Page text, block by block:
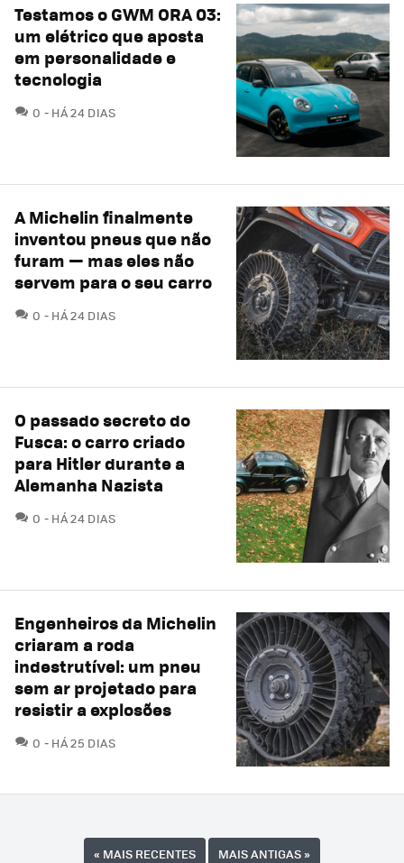
Testamos o GWM ORA 03:
um elétrico que aposta
em personalidade e
tecnologia
0 COMENTÁRIOS
HÁ 24 DIAS
A Michelin finalmente
inventou pneus que não
furam — mas eles não
servem para o seu carro
0 COMENTÁRIOS
HÁ 24 DIAS
O passado secreto do
Fusca: o carro criado
para Hitler durante a
Alemanha Nazista
0 COMENTÁRIOS
HÁ 24 DIAS
Engenheiros da Michelin
criaram a roda
indestrutível: um pneu
sem ar projetado para
resistir a explosões
0 COMENTÁRIOS
HÁ 25 DIAS
« MAIS RECENTES MAIS ANTIGAS»